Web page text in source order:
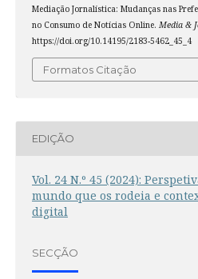
Mediação Jornalística: Mudanças nas
no Consumo de Notícias Online. Media &
https://doi.org/10.14195/2183-5462_45_4
Formatos Citação
EDIÇÃO
Vol. 24 N.º 45 (2024):
mundo que os rodeia e
digital
SECÇÃO